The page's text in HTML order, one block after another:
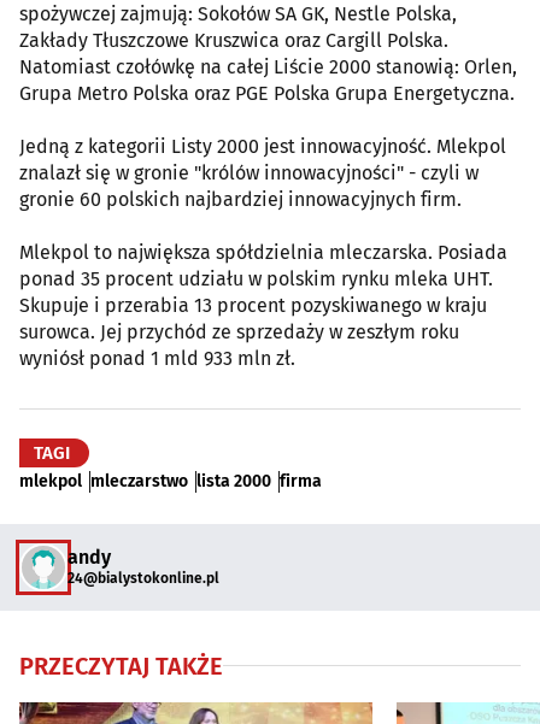
spożywczej zajmują: Sokołów SA GK, Nestle Polska,
Zakłady Tłuszczowe Kruszwica oraz Cargill Polska.
Natomiast czołówkę na całej Liście 2000 stanowią: Orlen,
Grupa Metro Polska oraz PGE Polska Grupa Energetyczna.
Jedną z kategorii Listy 2000 jest innowacyjność. Mlekpol
znalazł się w gronie "królów innowacyjności" - czyli w
gronie 60 polskich najbardziej innowacyjnych firm.
Mlekpol to największa spółdzielnia mleczarska. Posiada
ponad 35 procent udziału w polskim rynku mleka UHT.
Skupuje i przerabia 13 procent pozyskiwanego w kraju
surowca. Jej przychód ze sprzedaży w zeszłym roku
wyniósł ponad 1 mld 933 mln zł.
TAGI
mlekpol mleczarstwo lista 2000 firma
andy
24@bialystokonline.pl
PRZECZYTAJ TAKŻE